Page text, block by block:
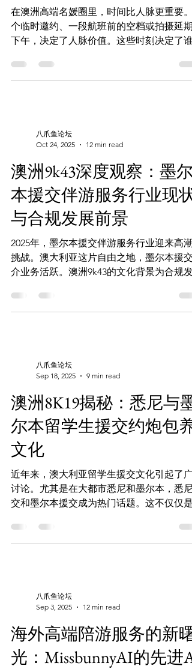
整体市场发展 澳洲高端包养圈的现状 近年
来，澳洲高端包养市场非常活跃。在线
在澳洲高端名媛圈里，时间比人脉更重要。
个临时邀约、一段航班前的空档或拍摄延期
下午，决定了人脉价值。这些时刻决定了谁
利”是利用这些不稳定空档的起点。它把这些
空档变成可交易的订单。尤其对 Top 1% 模
Bot):@Missbunnyaibot 🔗 官方频道 (防失联):
多:https://linktr.ee/missbunnyai
更像“动态预约交易引擎”，而不是传统的黄
页。它通过 闪卡机制 把空档变成短时段的可
售名额。先收定金，再确认细节，最大化利
润，减少杂事。 疫情后，2024-2025 财年需求
回升。悉尼与墨尔本高端社交市场加速技术
化。随之而来的是更频繁的“即时锁单”和激
的空窗期争夺。本文将展示如何在澳洲
八爪鱼论坛
Oct 24, 2025
12 min read
澳洲9k43深度观察：墨尔
本援交伴游服务行业现状
与合规发展前景
2025年，墨尔本援交伴游服务行业迎来高潮
挑战。澳大利亚这片自由之地，墨尔本援交
介业务活跃。澳洲9k43的文化背景为合规发
断变化。墨尔本包养网的成功展示了数字化
台的影响力。援助成人交易正逐步走向规范
关键观察点 墨尔本援交中介所面临的行业挑
业合规性的积极影响。 数字化平台如墨尔本
包养网在市场中的定位与发展。 援助性交易
过程中合法性与伦理性的平衡。 AI技术在援
交服务中的应用及其带来的行业变革。 墨尔
本援交中介概述 行业定义与背景 援交服务
澳大利亚 是基于经济交换的。它为客户提供
社交服务，比如陪同出席聚会或旅行。墨尔
作为文化和经济中心，提供了丰富的市场需
商务人士、留学生和寻求高品质生活体验的
年人。他们不仅要陪同服务，还希望品质和
八爪鱼论坛
Sep 18, 2025
9 min read
澳洲8K19揭秘：悉尼与墨
尔本留学生援交约炮包养
文化
近年来，澳大利亚留学生援交文化引起了广
讨论。尤其是在大都市悉尼和墨尔本，悉尼
交和墨尔本援交成为热门话题。这不仅仅是
择、社会压力和价值观。 所谓的澳洲8K19文
化，指的是一些经济条件较好的人与留学生
律法规。 澳洲悉尼墨尔本兔女郎官方
键要点 留学生如何面对悉尼、墨尔本援交文
化的压力和挑战。 澳洲8K19文化对留学生生
活选择的深远影响。 留学生在澳洲援交市场
八爪鱼论坛
Sep 3, 2025
12 min read
海外高端陪游服务的新曙
光：MissbunnyAI的先进AI